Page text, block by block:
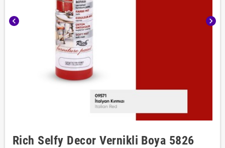
chevron_left chevron_right
Rich Selfy Decor Vernikli Boya 5826